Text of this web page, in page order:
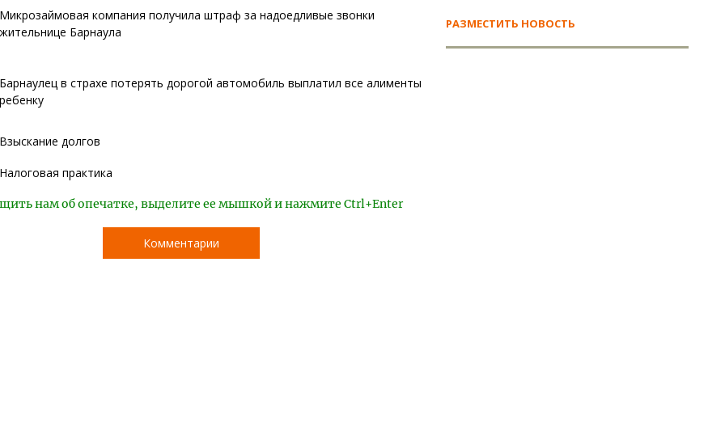
Микрозаймовая компания получила штраф за надоедливые звонки
жительнице Барнаула
Барнаулец в страхе потерять дорогой автомобиль выплатил все алименты
ребенку
Взыскание долгов
Налоговая практика
нам об опечатке, выделите ее мышкой и нажмите Ctrl+Enter
Комментарии
РАЗМЕСТИТЬ НОВОСТЬ